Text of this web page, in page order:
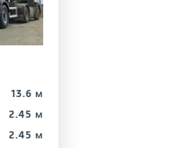
13.6 м
2.45 м
2.45 м